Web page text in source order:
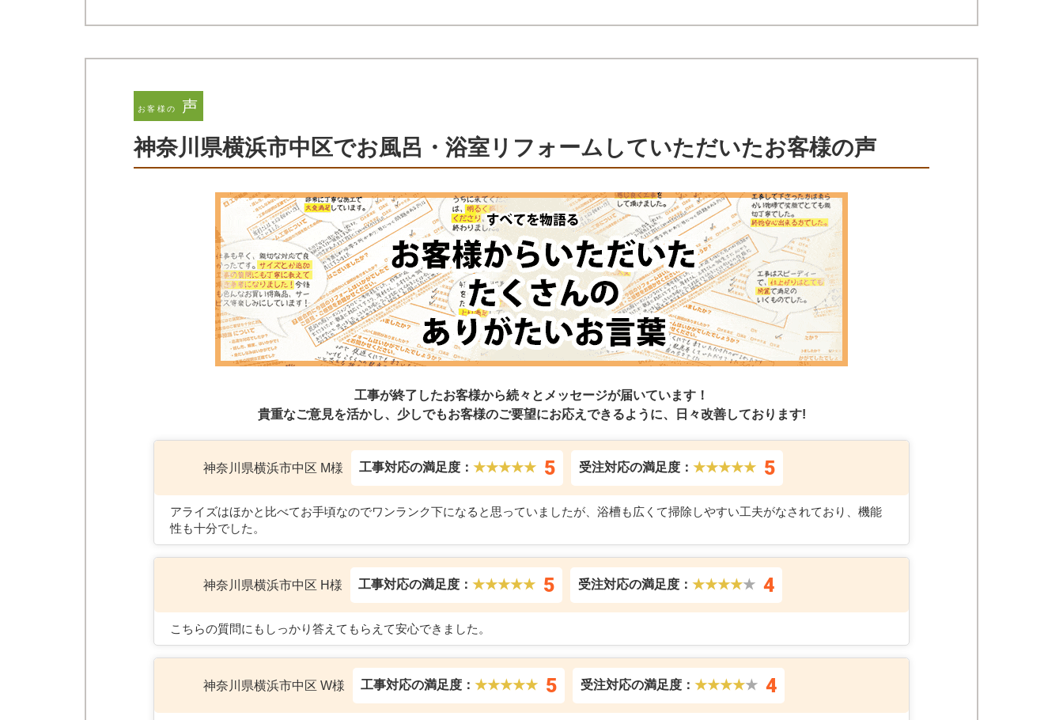
お客様の 声
神奈川県横浜市中区でお風呂・浴室リフォームしていただいたお客様の声
工事が終了したお客様から続々とメッセージが届いています！
貴重なご意見を活かし、少しでもお客様のご要望にお応えできるように、日々改善しております!
神奈川県横浜市中区 M様 工事対応の満足度：★★★★★ 5 受注対応の満足度：★★★★★ 5
アライズはほかと比べてお手頃なのでワンランク下になると思っていましたが、浴槽も広くて掃除しやすい工夫がなされており、機能
性も十分でした。
神奈川県横浜市中区 H様 工事対応の満足度：★★★★★ 5 受注対応の満足度：★★★★★ 4
こちらの質問にもしっかり答えてもらえて安心できました。
神奈川県横浜市中区 W様 工事対応の満足度：★★★★★ 5 受注対応の満足度：★★★★★ 4